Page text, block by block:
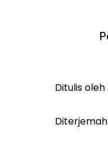
Ditulis oleh